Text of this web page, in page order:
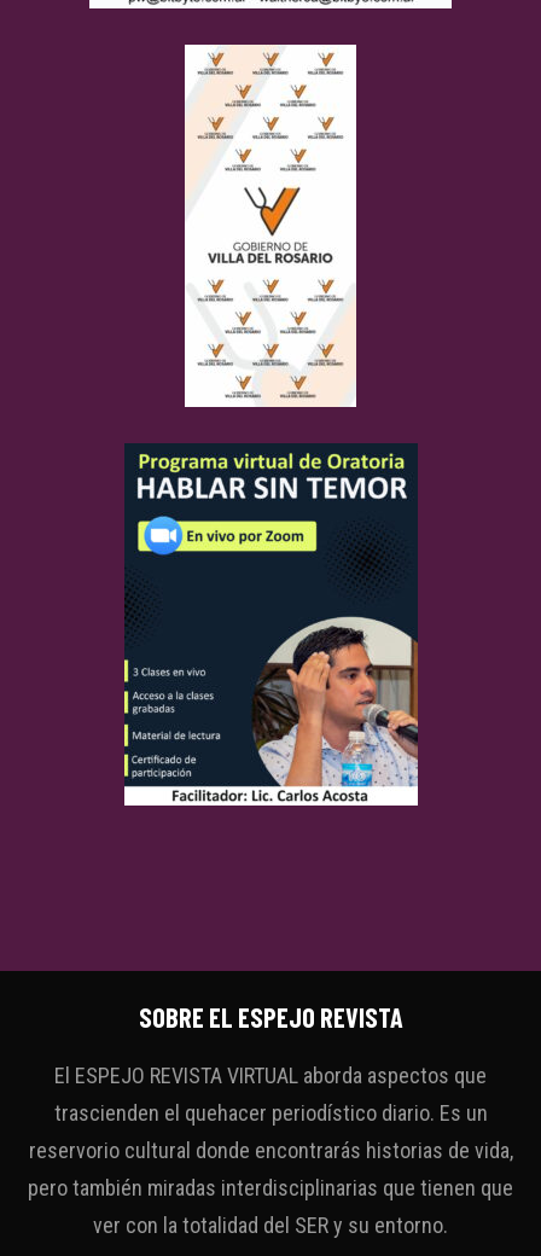
SOBRE EL ESPEJO REVISTA
El ESPEJO REVISTA VIRTUAL aborda aspectos que
trascienden el quehacer periodístico diario. Es un
reservorio cultural donde encontrarás historias de vida,
pero también miradas interdisciplinarias que tienen que
ver con la totalidad del SER y su entorno.